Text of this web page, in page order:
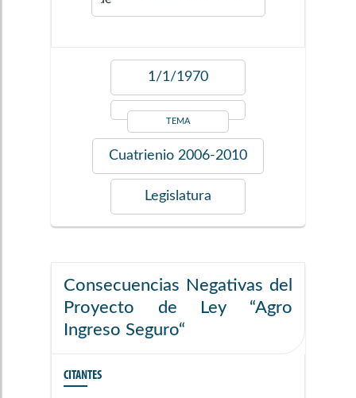
1/1/1970
TEMA
Cuatrienio 2006-2010
Legislatura
Consecuencias Negativas del
Proyecto de Ley “Agro
Ingreso Seguro“
CITANTES